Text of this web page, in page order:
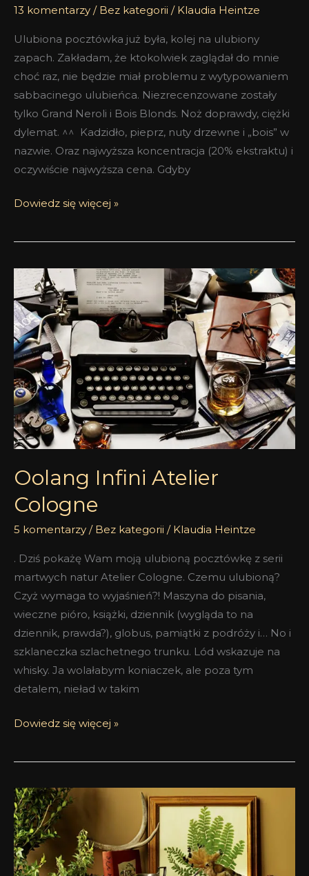
13 komentarzy / Bez kategorii / Klaudia Heintze
Ulubiona pocztówka już była, kolej na ulubiony
zapach. Zakładam, że ktokolwiek zaglądał do mnie
choć raz, nie będzie miał problemu z wytypowaniem
sabbacinego ulubieńca. Niezrecenzowane zostały
tylko Grand Neroli i Bois Blonds. Noż doprawdy, ciężki
dylemat. ^^ Kadzidło, pieprz, nuty drzewne i „bois” w
nazwie. Oraz najwyższa koncentracja (20% ekstraktu) i
oczywiście najwyższa cena. Gdyby
Dowiedz się więcej »
Oolang Infini Atelier
Cologne
5 komentarzy / Bez kategorii / Klaudia Heintze
. Dziś pokażę Wam moją ulubioną pocztówkę z serii
martwych natur Atelier Cologne. Czemu ulubioną?
Czyż wymaga to wyjaśnień?! Maszyna do pisania,
wieczne pióro, książki, dziennik (wygląda to na
dziennik, prawda?), globus, pamiątki z podróży i… No i
szklaneczka szlachetnego trunku. Lód wskazuje na
whisky. Ja wolałabym koniaczek, ale poza tym
detalem, nieład w takim
Oolang
Infini
Atelier
Cologne
Dowiedz się więcej »
Trèfle
Pur
Atelier
Cologne